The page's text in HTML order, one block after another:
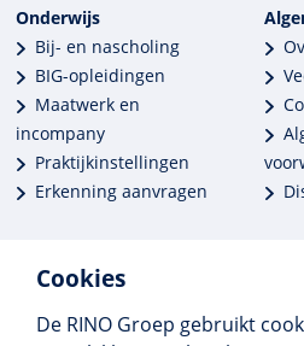
Cookies
De RINO Groep gebruikt
Onderwijs
Bij- en nascholing
BIG-opleidingen
Maatwerk en
incompany
Praktijkinstellingen
Erkenning aanvragen
Meer dan 250